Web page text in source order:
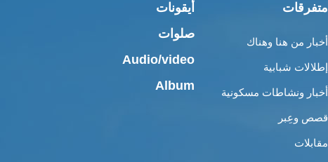
متفرقات
أخبار من هنا وهناك
إطلالات شبابية
أخبار ونشاطات مسكونية
قصص وعِبر
مقابلات
أيقونات
صلوات
Audio/video
Album